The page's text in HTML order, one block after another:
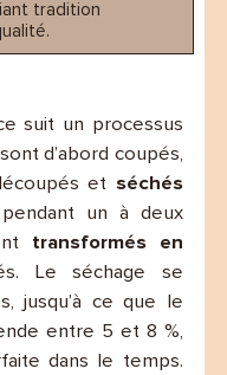
tradition
suit un processus
d’abord coupés,
et séchés
pendant un à deux
transformés en
Le séchage se
jusqu’à ce que le
entre 5 et 8 %,
dans le temps.